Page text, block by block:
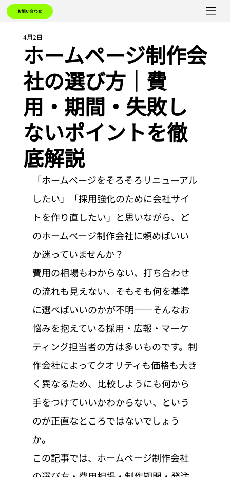
お問い合わせ
ホームページ制作会
社の選び方｜費
用・期間・失敗し
ないポイントを徹
底解説
4月2日
「ホームページをそろそろリニューアル
したい」「採用強化のために会社サイ
トを作り直したい」と思いながら、ど
のホームページ制作会社に頼めばいい
か迷っていませんか？
費用の相場もわからない、打ち合わせ
の流れも見えない、そもそも何を基準
に選べばいいのかが不明——そんなお
悩みを抱えている採用・広報・マーケ
ティング担当者の方は多いものです。制
作会社によってクオリティも価格も大き
く異なるため、比較しようにも何から
手をつけていいかわからない、という
のが正直なところではないでしょう
か。
この記事では、ホームページ制作会社